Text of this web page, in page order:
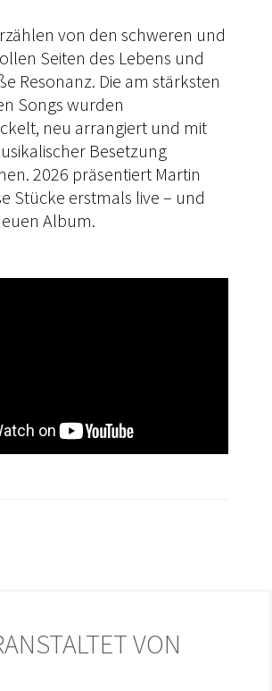
von den schweren und
Seiten des Lebens und
Resonanz. Die am stärksten
Songs wurden
neu arrangiert und mit
Besetzung
2026 präsentiert Martin
Stücke erstmals live – und
Album.
VON